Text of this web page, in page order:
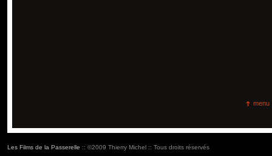
menu
Les Films de la Passerelle :: ©2009 Thierry Michel :: Tous droits réservés